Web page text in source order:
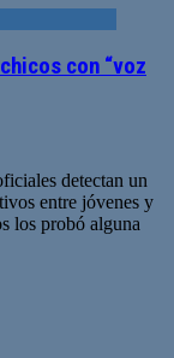
con “voz
detectan un
entre jóvenes y
los probó alguna